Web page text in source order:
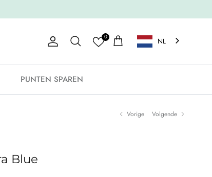
Account
Zoeken
0
Winkelwagen NL
PUNTEN SPAREN
Vorige Volgende
Blue